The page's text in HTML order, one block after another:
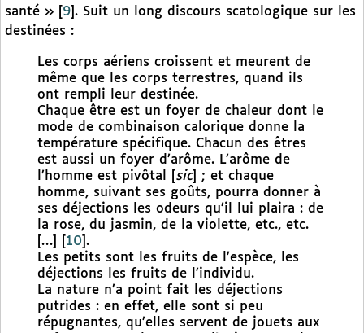
santé »
9 . Suit un long discours scatologique sur les
destinées :
Les corps aériens croissent et meurent de
même que les corps terrestres, quand ils
ont rempli leur destinée.
Chaque être est un foyer de chaleur dont le
mode de combinaison calorique donne la
température spécifique. Chacun des êtres
est aussi un foyer d’arôme. L’arôme de
l’homme est pivôtal [ sic] ; et chaque
homme, suivant ses goûts, pourra donner à
ses déjections les odeurs qu’il lui plaira : de
la rose, du jasmin, de la violette, etc., etc.
[…]
10 .
Les petits sont les fruits de l’espèce, les
déjections les fruits de l’individu.
La nature n’a point fait les déjections
putrides : en effet, elle sont si peu
répugnantes, qu’elles servent de jouets aux